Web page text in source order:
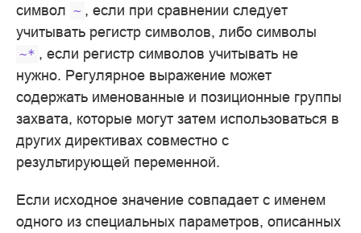
символ ~ , если при сравнении следует
учитывать регистр символов, либо символы
~* , если регистр символов учитывать не
нужно. Регулярное выражение может
содержать именованные и позиционные группы
захвата, которые могут затем использоваться в
других директивах совместно с
результирующей переменной.
Если исходное значение совпадает с именем
одного из специальных параметров, описанных